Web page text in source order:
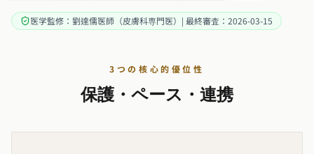
医学監修：劉達儒医師（皮膚科専門医）| 最終審査：2026-03-15
3つの核心的優位性
保護・ペース・連携